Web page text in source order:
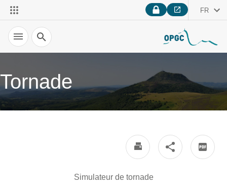
FR
Recherche
Tornade
Simulateur de tornade